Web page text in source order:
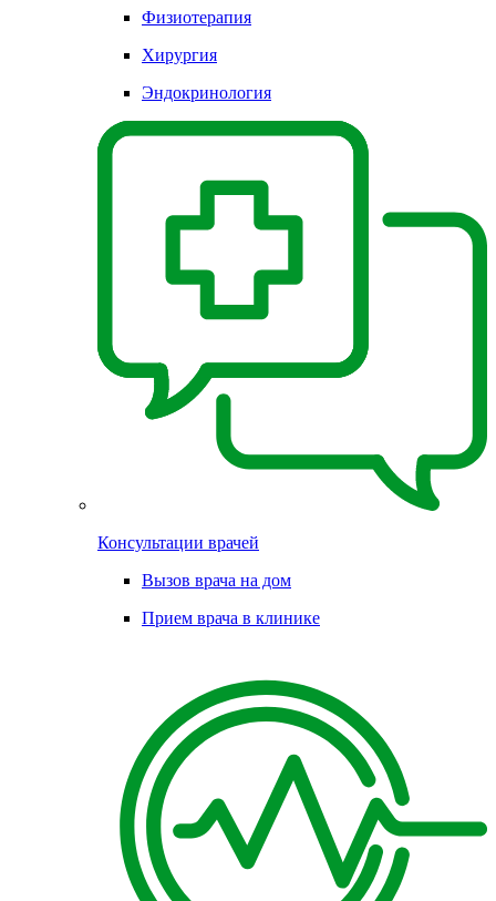
Физиотерапия
Хирургия
Эндокринология
Консультации врачей
Вызов врача на дом
Прием врача в клинике